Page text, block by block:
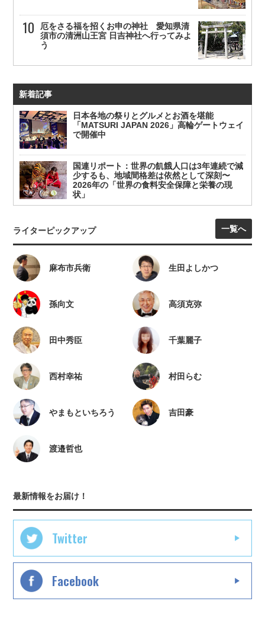
厄をさる福を招くお申の神社 愛知県清
須市の清洲山王宮 日吉神社へ行ってみよ
う
新着記事
日本各地の祭りとグルメとお酒を堪能
「MATSURI JAPAN 2026」高輪ゲートウェイ
で開催中
国連リポート：世界の飢餓人口は3年連続で減
少するも、地域間格差は依然として深刻〜
2026年の「世界の食料安全保障と栄養の現
状」
ライターピックアップ 一覧へ
麻布市兵衛 生田よしかつ
孫向文 高須克弥
田中秀臣 千葉麗子
西村幸祐 村田らむ
やまもといちろう 吉田豪
渡邉哲也
最新情報をお届け！
Twitter
Facebook